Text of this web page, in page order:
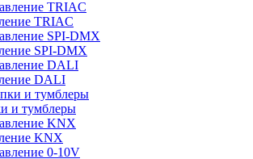
TRIAC
SPI-DMX
DALI
и тумблеры
KNX